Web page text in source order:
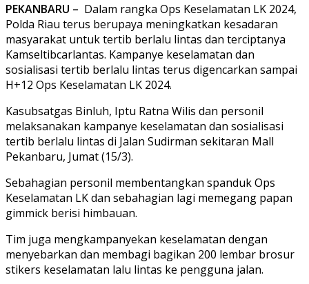
PEKANBARU – Dalam rangka Ops Keselamatan LK 2024,
Polda Riau terus berupaya meningkatkan kesadaran
masyarakat untuk tertib berlalu lintas dan terciptanya
Kamseltibcarlantas. Kampanye keselamatan dan
sosialisasi tertib berlalu lintas terus digencarkan sampai
H+12 Ops Keselamatan LK 2024.
Kasubsatgas Binluh, Iptu Ratna Wilis dan personil
melaksanakan kampanye keselamatan dan sosialisasi
tertib berlalu lintas di Jalan Sudirman sekitaran Mall
Pekanbaru, Jumat (15/3).
Sebahagian personil membentangkan spanduk Ops
Keselamatan LK dan sebahagian lagi memegang papan
gimmick berisi himbauan.
Tim juga mengkampanyekan keselamatan dengan
menyebarkan dan membagi bagikan 200 lembar brosur
stikers keselamatan lalu lintas ke pengguna jalan.